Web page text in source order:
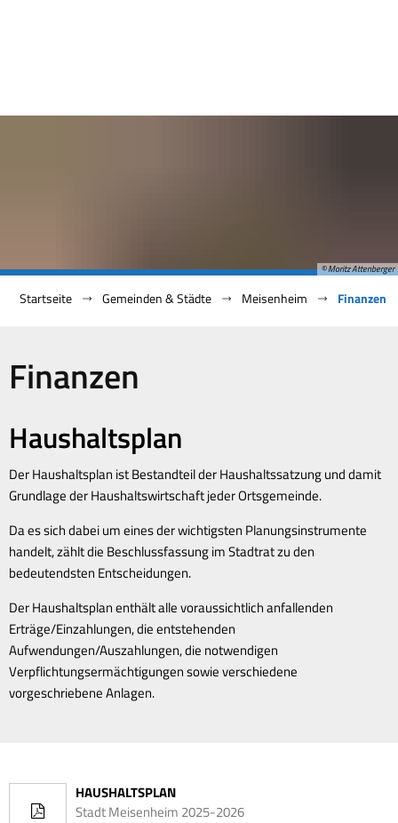
© Moritz Attenberger
Startseite Gemeinden & Städte Meisenheim Finanzen
Finanzen
Haushaltsplan
Der Haushaltsplan ist Bestandteil der Haushaltssatzung und damit
Grundlage der Haushaltswirtschaft jeder Ortsgemeinde.
Da es sich dabei um eines der wichtigsten Planungsinstrumente
handelt, zählt die Beschlussfassung im Stadtrat zu den
bedeutendsten Entscheidungen.
Der Haushaltsplan enthält alle voraussichtlich anfallenden
Erträge/Einzahlungen, die entstehenden
Aufwendungen/Auszahlungen, die notwendigen
Verpflichtungsermächtigungen sowie verschiedene
vorgeschriebene Anlagen.
HAUSHALTSPLAN
Stadt Meisenheim 2025-2026